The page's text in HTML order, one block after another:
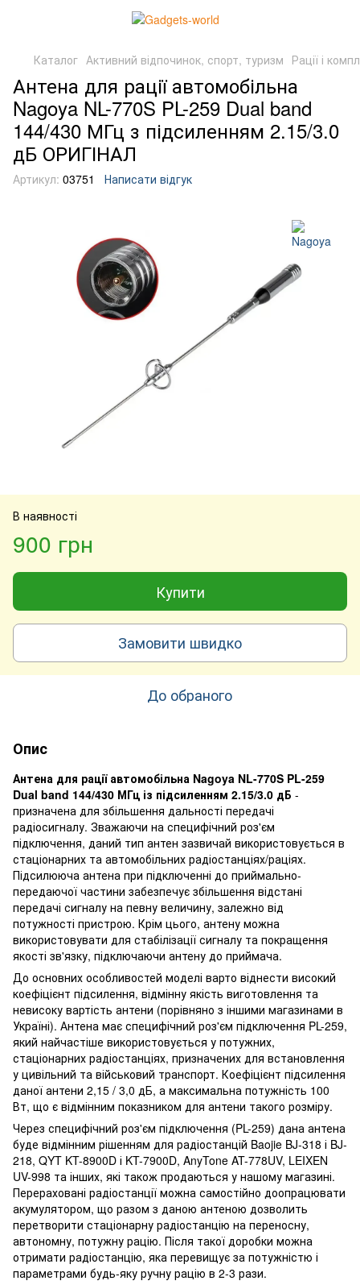
Каталог Активний відпочинок, спорт, туризм Рації і
Антена для рації автомобільна
Nagoya NL-770S PL-259 Dual band
144/430 МГц з підсиленням 2.15/3.0
дБ ОРИГІНАЛ
Артикул: 03751 Написати відгук
В наявності
900 грн
Купити
Замовити швидко
До обраного
Опис
Антена для рації автомобільна Nagoya NL-770S PL-259
Dual band 144/430 МГц із підсиленням 2.15/3.0 дБ -
призначена для збільшення дальності передачі
радіосигналу. Зважаючи на специфічний роз'єм
підключення, даний тип антен зазвичай використовується в
стаціонарних та автомобільних радіостанціях/раціях.
Підсилююча антена при підключенні до приймально-
передаючої частини забезпечує збільшення відстані
передачі сигналу на певну величину, залежно від
потужності пристрою. Крім цього, антену можна
використовувати для стабілізації сигналу та покращення
якості зв'язку, підключаючи антену до приймача.
До основних особливостей моделі варто віднести високий
коефіцієнт підсилення, відмінну якість виготовлення та
невисоку вартість антени (порівняно з іншими магазинами в
Україні). Антена має специфічний роз'єм підключення PL-259,
який найчастіше використовується у потужних,
стаціонарних радіостанціях, призначених для встановлення
у цивільний та військовий транспорт. Коефіцієнт підсилення
даної антени 2,15 / 3,0 дБ, а максимальна потужність 100
Вт, що є відмінним показником для антени такого розміру.
Через специфічний роз'єм підключення (PL-259) дана антена
буде відмінним рішенням для радіостанцій Baojie BJ-318 і BJ-
218, QYT KT-8900D і KT-7900D, AnyTone AT-778UV, LEIXEN
UV-998 та інших, які також продаються у нашому магазині.
Перераховані радіостанції можна самостійно доопрацювати
акумулятором, що разом з даною антеною дозволить
перетворити стаціонарну радіостанцію на переносну,
автономну, потужну рацію. Після такої доробки можна
отримати радіостанцію, яка перевищує за потужністю і
параметрами будь-яку ручну рацію в 2-3 рази.